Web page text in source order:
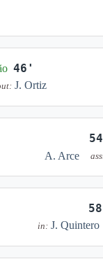
46'
J. Ortiz
A. Arce
in: J. Quintero